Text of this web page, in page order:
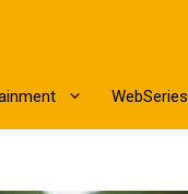
WebSeries